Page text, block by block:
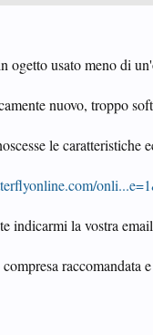
ogetto usato meno di
nuovo, troppo
le caratteristiche
indicarmi la vostra
raccomandata